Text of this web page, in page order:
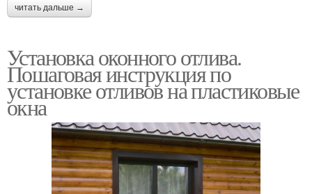
читать дальше →
Установка оконного отлива.
Пошаговая инструкция по
установке отливов на пластиковые
окна